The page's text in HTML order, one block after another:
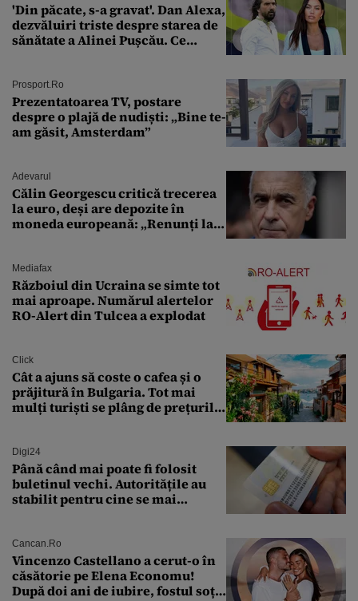
'Din păcate, s-a gravat'. Dan Alexa,
dezvăluiri triste despre starea de
sănătate a Alinei Pușcău. Ce
Prosport.ro
Prezentatoarea TV, postare
despre o plajă de nudiști: „Bine te-
am găsit, Amsterdam”
Adevarul
Călin Georgescu critică trecerea
la euro, deși are depozite în
moneda europeană: „Renunți la
Mediafax
Războiul din Ucraina se simte tot
mai aproape. Numărul alertelor
RO-Alert din Tulcea a explodat
Click
Cât a ajuns să coste o cafea și o
prăjitură în Bulgaria. Tot mai
mulți turiști se plâng de prețurile
Digi24
Până când mai poate fi folosit
buletinul vechi. Autoritățile au
stabilit pentru cine se mai
Cancan.ro
Vincenzo Castellano a cerut-o în
căsătorie pe Elena Economu!
După doi ani de iubire, fostul soț